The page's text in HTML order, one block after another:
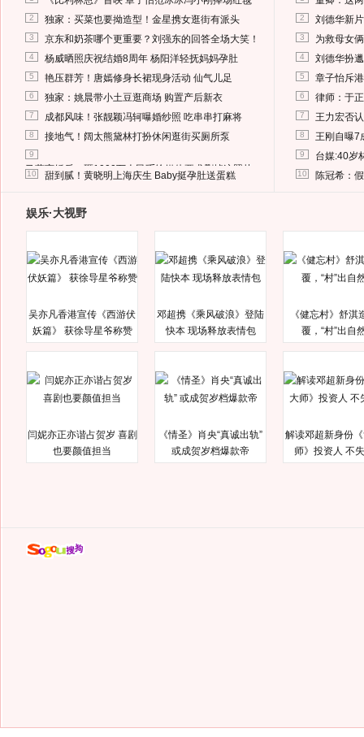
2 独家：买菜也要拗造型！金星携女逛街有派头
3 京东和奶茶哪个更重要？刘强东的回答全场大笑！
4 杨威晒照庆祝结婚8周年 杨阳洋轻抚妈妈孕肚
5 艳压群芳！唐嫣修身长裙现身活动 仙气儿足
6 独家：姚晨带小土豆逛商场 购置产后新衣
7 成都风味！张靓颖冯轲曝婚纱照 吃串串打麻将
8 接地气！阔太熊黛林打扮休闲逛街买厕所泵
9
马蓉离婚后，砸1000万人民币给媒体要求删掉这照片
10 甜到腻！黄晓明上海庆生 Baby挺孕肚送蛋糕
2 刘德华新
3 为救母女
4 刘德华扮
5 章子怡斥
6 律师：于
7 王力宏否
8 王刚自曝7
9 台媒:40岁
10 陈冠希：
娱乐·大视野
吴亦凡香港宣传《西游伏
妖篇》 获徐导星爷称赞
邓超携《乘风破浪》登陆
快本 现场释放表情包
《健忘村》舒淇
覆，“村”出自
闫妮亦正亦谐占贺岁 喜剧
也要颜值担当
《情圣》肖央“真诚出轨”
或成贺岁档爆款帝
解读邓超新身份
师》投资人 不